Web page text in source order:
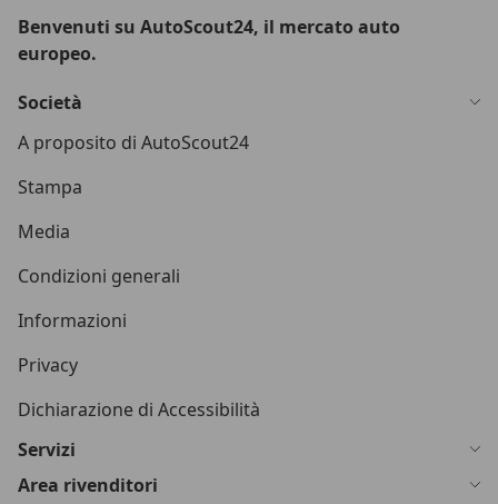
Benvenuti su AutoScout24, il mercato auto
europeo.
Società
A proposito di AutoScout24
Stampa
Media
Condizioni generali
Informazioni
Privacy
Dichiarazione di Accessibilità
Servizi
Area rivenditori